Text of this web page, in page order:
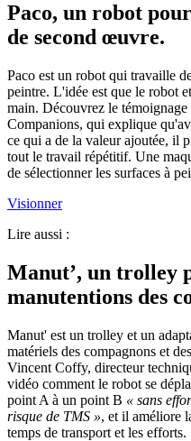
Paco, un robot
de second œuvre.
Paco est un robot qui travaille
peintre. L'idée est que le robot
main. Découvrez le
Companions, qui explique
ce qui a de la valeur ajoutée, il
tout le travail répétitif. Une
de sélectionner les surfaces à
Visionner
Lire aussi :
Manut’, un trolley
manutentions des
Manut' est un trolley et un
matériels des compagnons et
Vincent Coffy, directeur
vidéo comment le robot se
point A à un point B « sans
risque de TMS », et il améliore
temps de transport et les efforts.